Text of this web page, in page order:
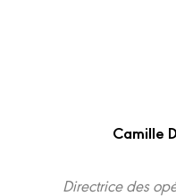
Camille
Directrice des